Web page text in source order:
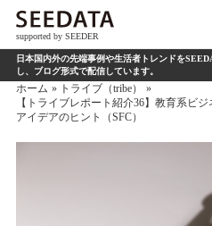
supported by SEEDER
日本国内外の先端事例や生活者トレンドを
し、ブログ形式で配信しています。
ホーム
トライブ（tribe）
【トライブレポート紹介36】教育系ビ
アイデアのヒント（SFC）